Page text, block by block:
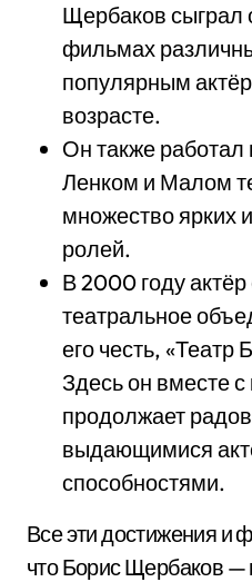
Щербаков сыграл
фильмах
популярным
возрасте.
Он также работал
Ленком и Малом
множество ярких
ролей.
В 2000 году
театральное
его честь,
Здесь он вместе
продолжает
выдающимися
способностями.
Все эти достижения и
что Борис Щербаков —